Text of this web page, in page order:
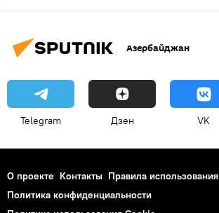
Азербайджан
Telegram Дзен VK
О проекте Контакты Правила использования
Политика конфиденциальности